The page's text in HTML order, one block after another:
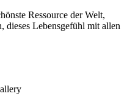
Ressource der Welt,
dieses Lebensgefühl mit allen